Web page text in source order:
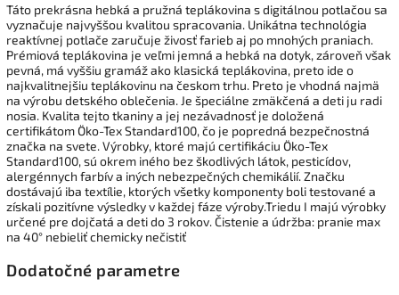
Táto prekrásna hebká a pružná teplákovina s digitálnou potlačou sa
vyznačuje najvyššou kvalitou spracovania. Unikátna technológia
reaktívnej potlače zaručuje živosť farieb aj po mnohých praniach.
Prémiová teplákovina je veľmi jemná a hebká na dotyk, zároveň však
pevná, má vyššiu gramáž ako klasická teplákovina, preto ide o
najkvalitnejšiu teplákovinu na českom trhu. Preto je vhodná najmä
na výrobu detského oblečenia. Je špeciálne zmäkčená a deti ju radi
nosia. Kvalita tejto tkaniny a jej nezávadnosť je doložená
certifikátom Öko-Tex Standard100, čo je popredná bezpečnostná
značka na svete. Výrobky, ktoré majú certifikáciu Öko-Tex
Standard100, sú okrem iného bez škodlivých látok, pesticídov,
alergénnych farbív a iných nebezpečných chemikálií. Značku
dostávajú iba textílie, ktorých všetky komponenty boli testované a
získali pozitívne výsledky v každej fáze výroby.Triedu I majú výrobky
určené pre dojčatá a deti do 3 rokov. Čistenie a údržba: pranie max
na 40° nebieliť chemicky nečistiť
Dodatočné parametre